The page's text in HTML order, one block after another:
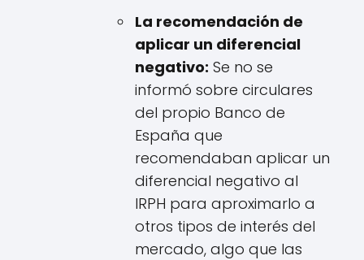
La recomendación de
aplicar un diferencial
negativo: Se no se
informó sobre circulares
del propio Banco de
España que
recomendaban aplicar un
diferencial negativo al
IRPH para aproximarlo a
otros tipos de interés del
mercado, algo que las